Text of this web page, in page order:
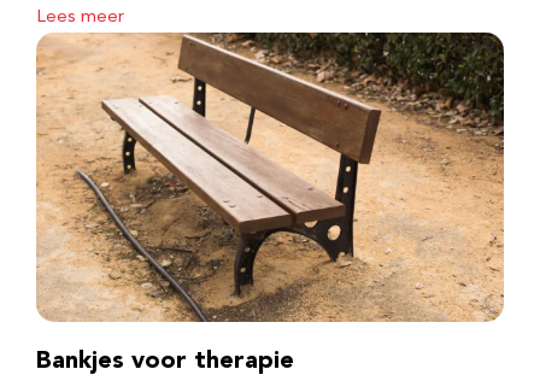
Lees meer
Bankjes voor therapie